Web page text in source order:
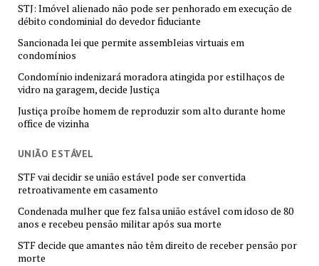
STJ: Imóvel alienado não pode ser penhorado em execução de
débito condominial do devedor fiduciante
Sancionada lei que permite assembleias virtuais em
condomínios
Condomínio indenizará moradora atingida por estilhaços de
vidro na garagem, decide Justiça
Justiça proíbe homem de reproduzir som alto durante home
office de vizinha
UNIÃO ESTÁVEL
STF vai decidir se união estável pode ser convertida
retroativamente em casamento
Condenada mulher que fez falsa união estável com idoso de 80
anos e recebeu pensão militar após sua morte
STF decide que amantes não têm direito de receber pensão por
morte